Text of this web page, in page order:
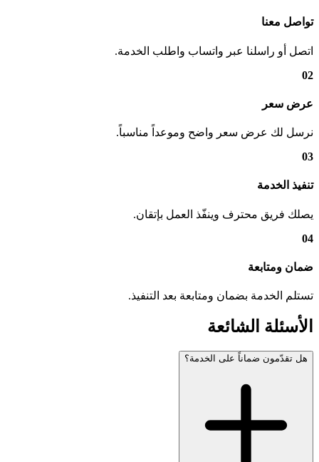
تواصل معنا
اتصل أو راسلنا عبر واتساب واطلب الخدمة.
02
عرض سعر
نرسل لك عرض سعر واضح وموعداً مناسباً.
03
تنفيذ الخدمة
يصلك فريق محترف وينفّذ العمل بإتقان.
04
ضمان ومتابعة
تستلم الخدمة بضمان ومتابعة بعد التنفيذ.
الأسئلة الشائعة
هل تقدّمون ضماناً على الخدمة؟